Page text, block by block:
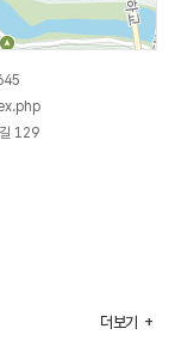
.
길 129
더보기